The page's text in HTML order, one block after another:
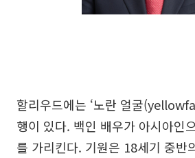
할리우드에는 ‘노란 얼굴
행이 있다. 백인 배우가 아시아인
를 가리킨다. 기원은 18세기 중반